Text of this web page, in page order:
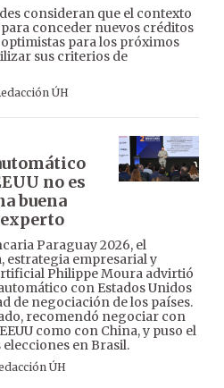
consideran que el contexto
conceder nuevos créditos
para los próximos
sus criterios de
ÚH
no es
buena
Paraguay 2026, el
estrategia empresarial y
Philippe Moura advirtió
con Estados Unidos
de negociación de los países.
recomendó negociar con
como con China, y puso el
en Brasil.
ÚH